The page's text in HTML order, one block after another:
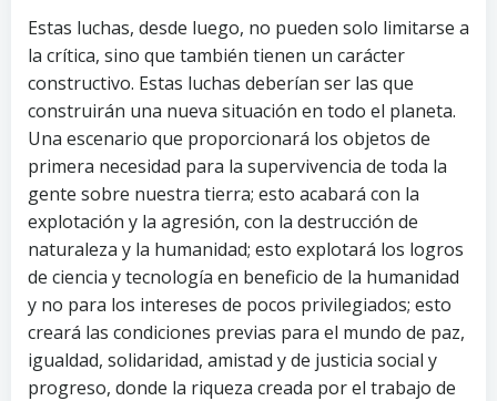
Estas luchas, desde luego, no pueden solo limitarse a
la crítica, sino que también tienen un carácter
constructivo. Estas luchas deberían ser las que
construirán una nueva situación en todo el planeta.
Una escenario que proporcionará los objetos de
primera necesidad para la supervivencia de toda la
gente sobre nuestra tierra; esto acabará con la
explotación y la agresión, con la destrucción de
naturaleza y la humanidad; esto explotará los logros
de ciencia y tecnología en beneficio de la humanidad
y no para los intereses de pocos privilegiados; esto
creará las condiciones previas para el mundo de paz,
igualdad, solidaridad, amistad y de justicia social y
progreso, donde la riqueza creada por el trabajo de